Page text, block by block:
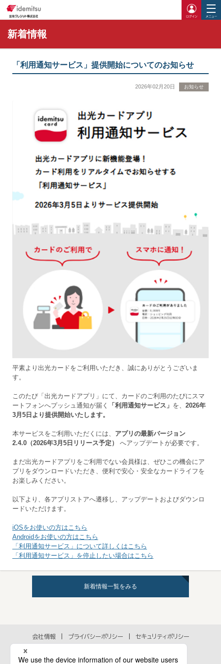
ログイ
新着情報
「利用通知サービス」提供開始についてのお知らせ
2026年02月20日 お知らせ
平素より出光カードをご利用いただき、誠にありがとうございま
す。
このたび「出光カードアプリ」にて、カードのご利用のたびにスマ
ートフォンへプッシュ通知が届く
「利用通知サービス」 を、 2026年
3月5日より提供開始いたします。
本サービスをご利用いただくには、 アプリの最新バージョン
2.4.0（2026年3月5日リリース予定） へアップデートが必要です。
まだ出光カードアプリをご利用でない会員様は、ぜひこの機会にア
プリをダウンロードいただき、便利で安心・安全なカードライフを
お楽しみください。
以下より、各アプリストアへ遷移し、アップデートおよびダウンロ
ードいただけます。
iOSをお使いの方はこちら
Androidをお使いの方はこちら
「利用通知サービス」について詳しくはこちら
「利用通知サービス」を停止したい場合はこちら
新着情報一覧をみる
会社情報 プライバシーポリシー
セキュリティポリシー
個人情報の取扱いに関するお問い合わせ